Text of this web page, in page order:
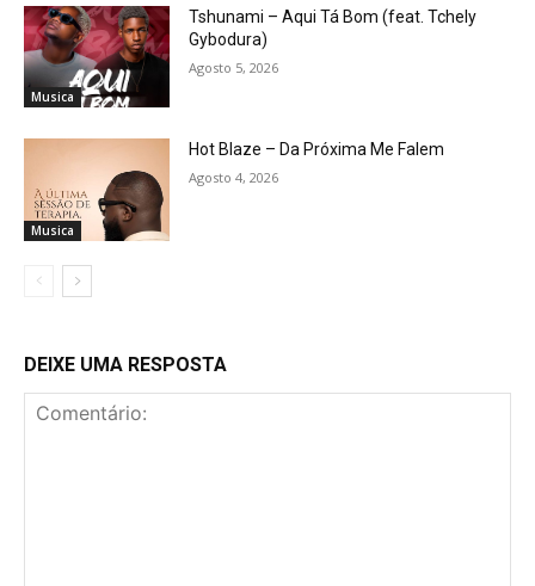
Musica
Tshunami – Aqui Tá Bom (feat. Tchely
Gybodura)
Agosto 5, 2026
Musica
Hot Blaze – Da Próxima Me Falem
Agosto 4, 2026
DEIXE UMA RESPOSTA